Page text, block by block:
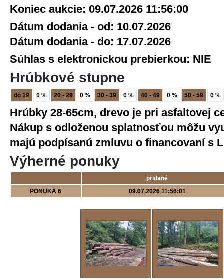
Koniec aukcie: 09.07.2026 11:56:00
Dátum dodania - od: 10.07.2026
Dátum dodania - do: 17.07.2026
Súhlas s elektronickou prebierkou: NIE
Hrúbkové stupne
do 19 0 % 20 - 29 0 % 30 - 39 0 % 40 - 49 0 % 50 - 59 0 %
Hrúbky 28-65cm, drevo je pri asfaltovej
Nákup s odloženou splatnosťou môžu
majú podpísanú zmluvu o financovaní s
Výherné ponuky
pridané
PONUKA 6
09.07.2026 11:56:01